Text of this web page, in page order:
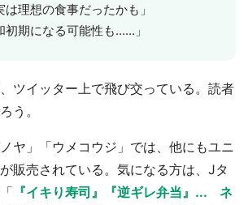
は理想の食事だったかも」
初期になる可能性も......」
ツイッター上で飛び交っている。読者
う。
ヤ」「ウメコウジ」では、他にもユニ
販売されている。気になる方は、Jタ
『イキり寿司』『逆ギレ弁当』... ネ